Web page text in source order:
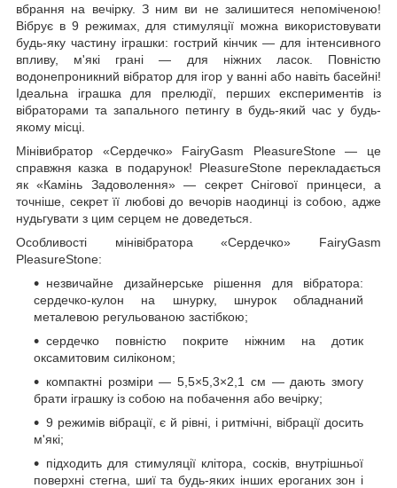
вбрання на вечірку. З ним ви не залишитеся непоміченою!
Вібрує в 9 режимах, для стимуляції можна використовувати
будь-яку частину іграшки: гострий кінчик — для інтенсивного
впливу, м'які грані — для ніжних ласок. Повністю
водонепроникний вібратор для ігор у ванні або навіть басейні!
Ідеальна іграшка для прелюдії, перших експериментів із
вібраторами та запального петингу в будь-який час у будь-
якому місці.
Мінівибратор «Сердечко» FairyGasm PleasureStone — це
справжня казка в подарунок! PleasureStone перекладається
як «Камінь Задоволення» — секрет Снігової принцеси, а
точніше, секрет її любові до вечорів наодинці із собою, адже
нудьгувати з цим серцем не доведеться.
Особливості мінівібратора «Сердечко» FairyGasm
PleasureStone:
незвичайне дизайнерське рішення для вібратора:
сердечко-кулон на шнурку, шнурок обладнаний
металевою регульованою застібкою;
сердечко повністю покрите ніжним на дотик
оксамитовим силіконом;
компактні розміри — 5,5×5,3×2,1 см — дають змогу
брати іграшку із собою на побачення або вечірку;
9 режимів вібрації, є й рівні, і ритмічні, вібрації досить
м'які;
підходить для стимуляції клітора, сосків, внутрішньої
поверхні стегна, шиї та будь-яких інших ероганих зон і